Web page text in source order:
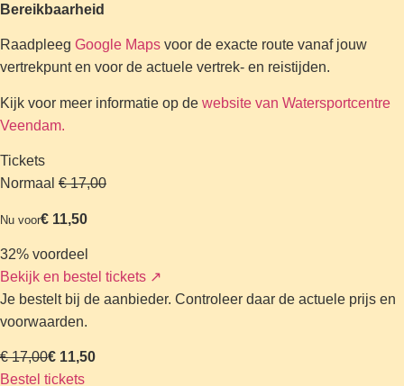
Bereikbaarheid
Raadpleeg Google Maps voor de exacte route vanaf jouw
vertrekpunt en voor de actuele vertrek- en reistijden.
Kijk voor meer informatie op de website van Watersportcentre
Veendam.
Tickets
Normaal € 17,00
Nu voor€ 11,50
32% voordeel
Bekijk en bestel tickets ↗
Je bestelt bij de aanbieder. Controleer daar de actuele prijs en
voorwaarden.
€ 17,00€ 11,50
Bestel tickets